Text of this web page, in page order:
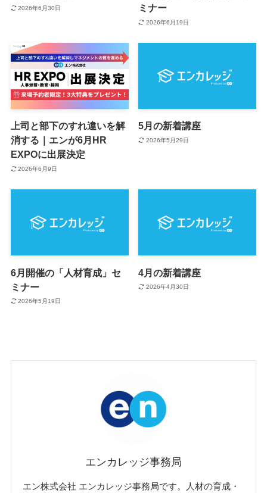
2026年6月30日
ミナー
2026年6月19日
上司と部下のすれ違いを解
消する｜エンが6月HR
EXPOに出展決定
2026年6月9日
5月の新着講座
2026年5月29日
6月開催の「人材育成」セ
ミナー
2026年5月19日
4月の新着講座
2026年4月30日
エンカレッジ事務局
エン株式会社 エンカレッジ事務局です。人材の育成・